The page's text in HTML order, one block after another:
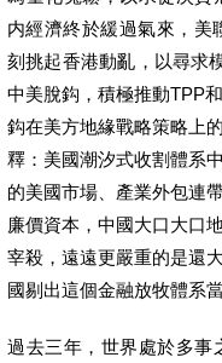
内經濟終於緩過氣來，美
刻挑起香港動亂，以尋求
中美脫鈎，積極推動TPP
鈎在美方地緣戰略策略上
釋：美國潮汐式收割體系
的美國市場、產業外包連
廉價資本，中國大口大口
宰殺，遠遠更嚴重的是還
國剔出這個金融放牧體系
過去三年，世界處於多事